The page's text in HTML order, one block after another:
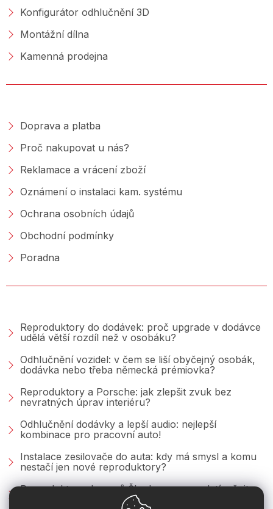
Konfigurátor odhlučnění 3D
Montážní dílna
Kamenná prodejna
Doprava a platba
Proč nakupovat u nás?
Reklamace a vrácení zboží
Oznámení o instalaci kam. systému
Ochrana osobních údajů
Obchodní podmínky
Poradna
Reproduktory do dodávek: proč upgrade v dodávce
udělá větší rozdíl než v osobáku?
Odhlučnění vozidel: v čem se liší obyčejný osobák,
dodávka nebo třeba německá prémiovka?
Reproduktory a Porsche: jak zlepšit zvuk bez
nevratných úprav interiéru?
Odhlučnění dodávky a lepší audio: nejlepší
kombinace pro pracovní auto!
Instalace zesilovače do auta: kdy má smysl a komu
nestačí jen nové reproduktory?
Reproduktory do vozů Škoda: co se vyplatí měnit u
Fabie, Octavie a Superbu?